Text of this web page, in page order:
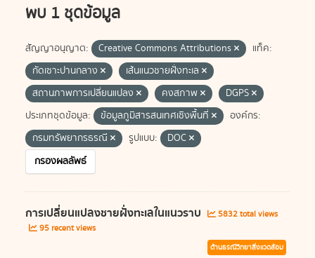
พบ 1 ชุดข้อมูล
สัญญาอนุญาต: Creative Commons Attributions
แท็ค:
กัดเซาะปานกลาง
เส้นแนวชายฝั่งทะเล
สถานภาพการเปลี่ยนแปลง
คงสภาพ
DGPS
ประเภทชุดข้อมูล:
ข้อมูลภูมิสารสนเทศเชิงพื้นที่
องค์กร:
กรมทรัพยากรธรณี
รูปแบบ:
DOC
กรองผลลัพธ์
การเปลี่ยนแปลงชายฝั่งทะเลในแนวราบ
5832 total views
95 recent views
ด้านธรณีวิทยาสิ่งแวดล้อม